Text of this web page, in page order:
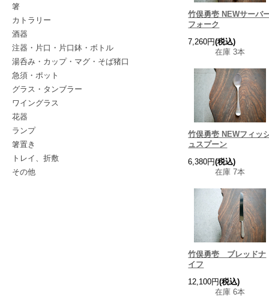
箸
カトラリー
酒器
注器・片口・片口鉢・ボトル
湯呑み・カップ・マグ・そば猪口
急須・ポット
グラス・タンブラー
ワイングラス
花器
ランプ
箸置き
トレイ、折敷
その他
竹俣勇壱 NEWサーバ
フォーク
7,260円(税込)
在庫 3本
竹俣勇壱 NEWフィッ
ュスプーン
6,380円(税込)
在庫 7本
竹俣勇壱 ブレッドナ
イフ
12,100円(税込)
在庫 6本